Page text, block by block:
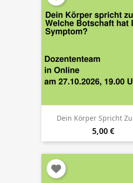
Dein Körper Spricht
5,00 €
Sie müssen eingeloggt sein, um